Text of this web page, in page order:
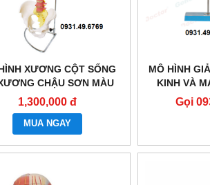
XƯƠNG CỘT SỐNG
CHẬU SƠN MÀU
83CM
1,300,000 đ
MUA NGAY
MÔ HÌNH
KINH VÀ
MẶTGọi